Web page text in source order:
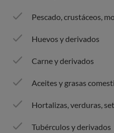
Pescado, crustáceos,
Huevos y derivados
Carne y derivados
Aceites y grasas
Hortalizas, verduras,
Tubérculos y derivados